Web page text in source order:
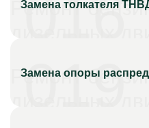
016
Ремонт
Замена толкателя
019
Ремонт
Замена опоры